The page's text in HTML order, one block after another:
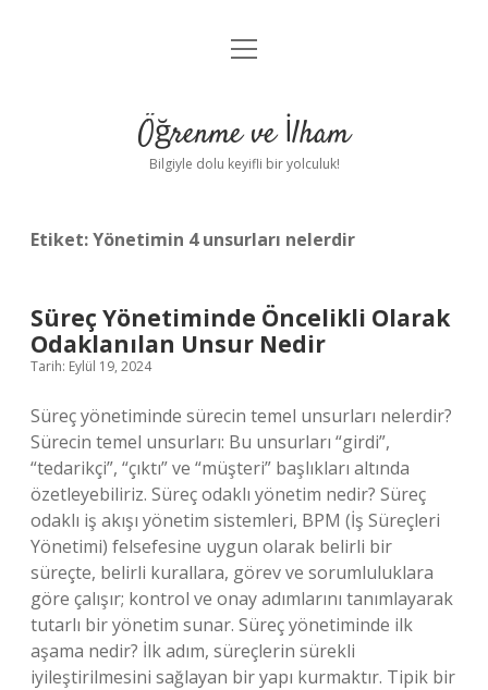
Anasayfa
Yasal Uyarı
menüyü
Öğrenme ve İlham
Bilgiyle dolu keyifli bir yolculuk!
Etiket:Yönetimin 4 unsurları nelerdir
Süreç Yönetiminde Öncelikli Olarak
Odaklanılan Unsur Nedir
Tarih: Eylül 19, 2024
Süreç yönetiminde sürecin temel unsurları nelerdir?
Sürecin temel unsurları: Bu unsurları “girdi”,
“tedarikçi”, “çıktı” ve “müşteri” başlıkları altında
özetleyebiliriz. Süreç odaklı yönetim nedir? Süreç
odaklı iş akışı yönetim sistemleri, BPM (İş Süreçleri
Yönetimi) felsefesine uygun olarak belirli bir
süreçte, belirli kurallara, görev ve sorumluluklara
göre çalışır; kontrol ve onay adımlarını tanımlayarak
tutarlı bir yönetim sunar. Süreç yönetiminde ilk
aşama nedir? İlk adım, süreçlerin sürekli
iyileştirilmesini sağlayan bir yapı kurmaktır. Tipik bir